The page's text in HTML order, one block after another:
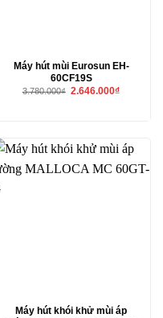
Máy hút mùi Eurosun EH-
60CF19S
3.780.000₫ Giá
2.646.000₫Giá
Máy hút khói khử mùi áp